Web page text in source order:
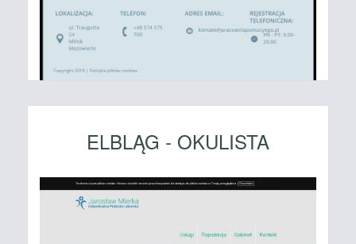
ELBLĄG - OKULISTA